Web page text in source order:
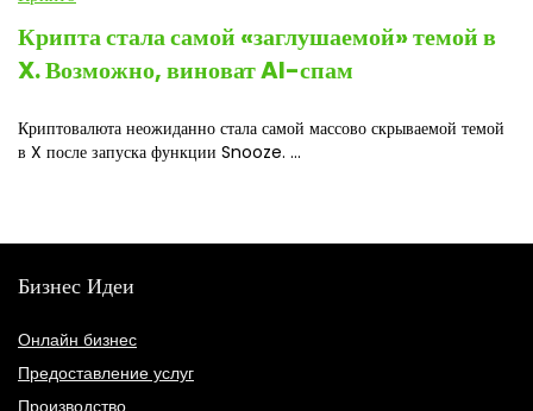
Крипта стала самой «заглушаемой» темой в
X. Возможно, виноват AI-спам
Криптовалюта неожиданно стала самой массово скрываемой темой
в X после запуска функции Snooze. ...
Бизнес Идеи
Онлайн бизнес
Предоставление услуг
Производство